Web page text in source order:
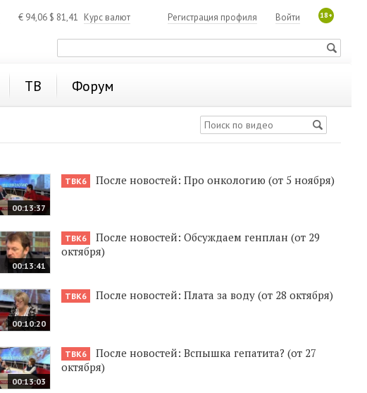
€ 94,06 $ 81,41 Курс валют 18+
Войти
Регистрация профиля
ТВ Форум
00:13:37
ТВК6 После новостей: Про онкологию (от 5 ноября)
00:13:41
ТВК6
После новостей: Обсуждаем генплан (от 29
октября)
00:10:20
ТВК6 После новостей: Плата за воду (от 28 октября)
00:13:03
ТВК6
После новостей: Вспышка гепатита? (от 27
октября)